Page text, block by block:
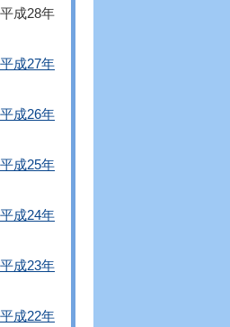
成28年
成27年
成26年
成25年
成24年
成23年
成22年